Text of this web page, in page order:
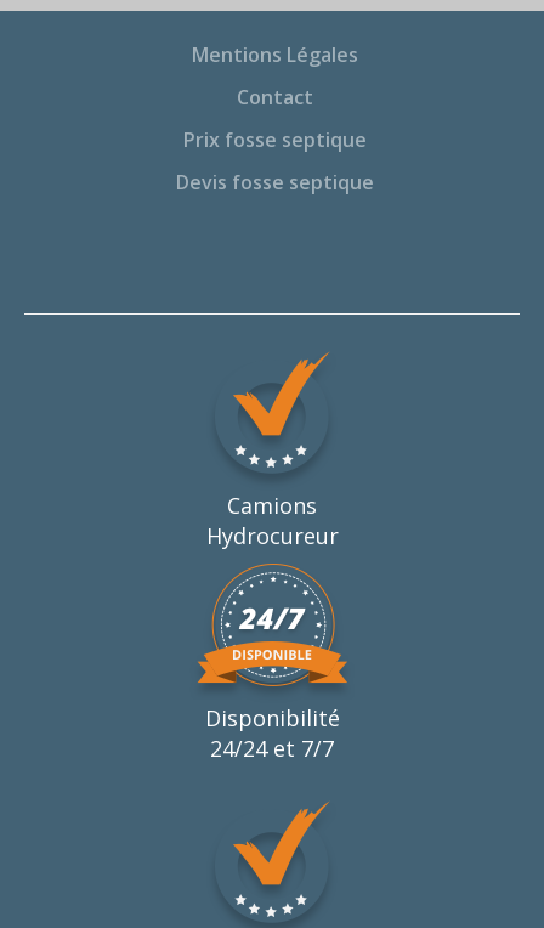
Mentions Légales
Contact
Prix fosse septique
Devis fosse septique
Camions
Hydrocureur
Disponibilité
24/24 et 7/7